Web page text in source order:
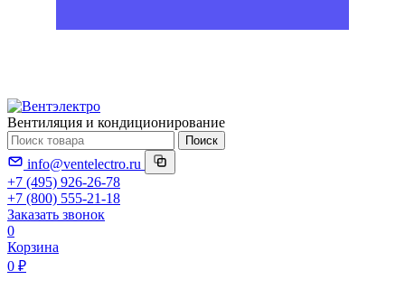
Вентиляция и кондиционирование
Поиск
info@ventelectro.ru
+7 (495) 926-26-78
+7 (800) 555-21-18
Заказать звонок
0
Корзина
0 ₽